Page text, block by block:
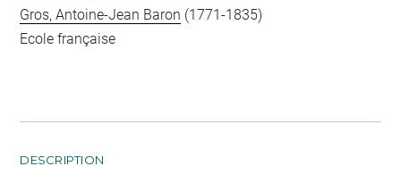
Gros, Antoine-Jean Baron (1771-1835)
Ecole française
DESCRIPTION